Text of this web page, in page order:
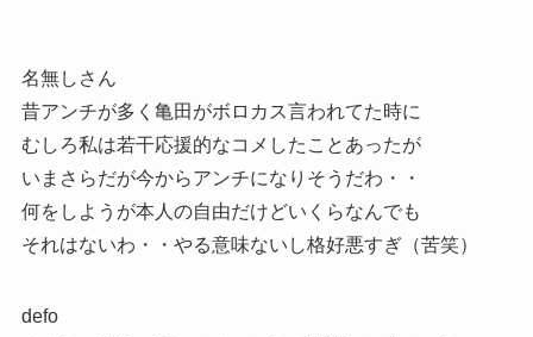
名無しさん
昔アンチが多く亀田がボロカス言われてた時に
むしろ私は若干応援的なコメしたことあったが
いまさらだが今からアンチになりそうだわ・・
何をしようが本人の自由だけどいくらなんでも
それはないわ・・やる意味ないし格好悪すぎ（苦笑）
defo